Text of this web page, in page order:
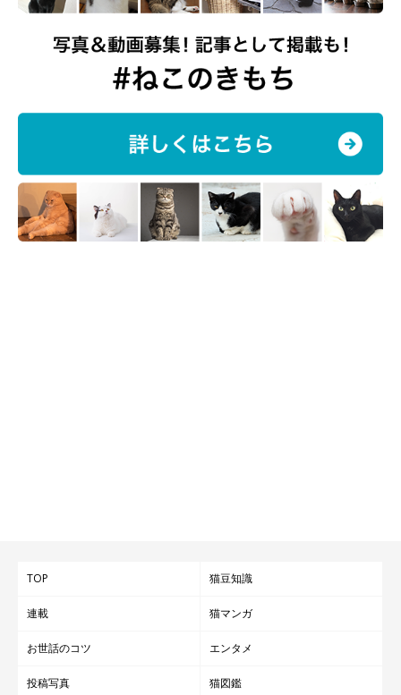
（監修：ねこのきもち獣医師相談室 獣医師・白山さとこ先生）
※この記事は投稿者さまにご了承をいただいたうえで制作してい
取材・文／雨宮カイ
TOP 猫豆知識
連載 猫マンガ
お世話のコツ エンタメ
投稿写真 猫図鑑